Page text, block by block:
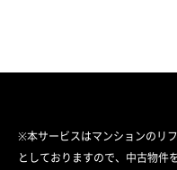
※本サービスはマンションのリ
としておりますので、中古物件